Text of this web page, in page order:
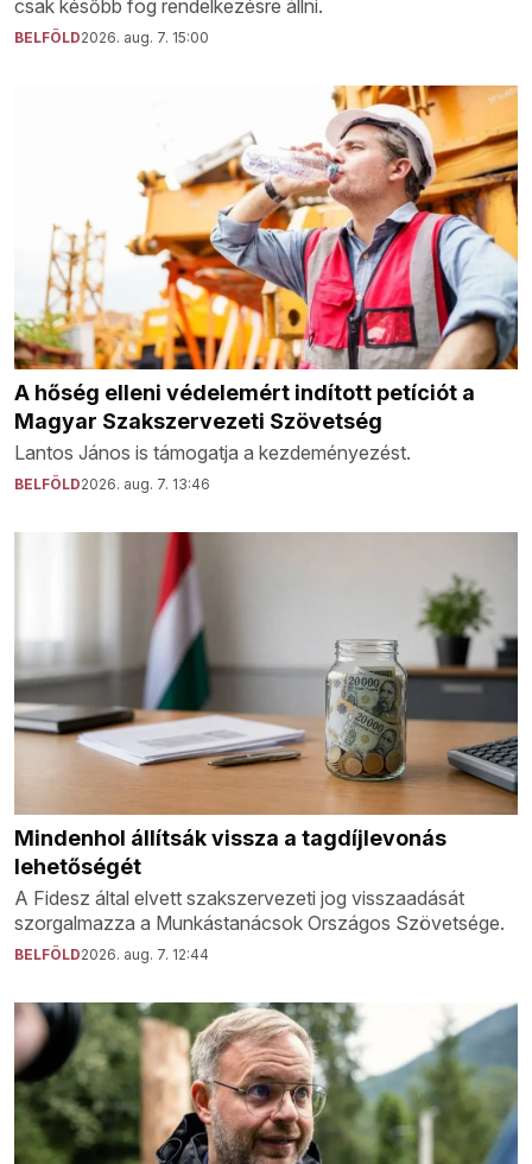
csak később fog rendelkezésre állni.
BELFÖLD2026. aug. 7. 15:00
A hőség elleni védelemért indított petíciót a
Magyar Szakszervezeti Szövetség
Lantos János is támogatja a kezdeményezést.
BELFÖLD2026. aug. 7. 13:46
Mindenhol állítsák vissza a tagdíjlevonás
lehetőségét
A Fidesz által elvett szakszervezeti jog visszaadását
szorgalmazza a Munkástanácsok Országos Szövetsége.
BELFÖLD2026. aug. 7. 12:44